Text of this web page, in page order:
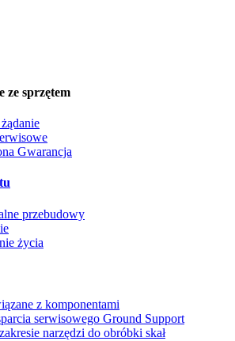
ze sprzętem
Gwarancja
przebudowy
życia
z komponentami
serwisowego Ground Support
narzędzi do obróbki skał